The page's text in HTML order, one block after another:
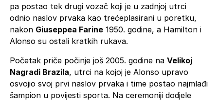
pa postao tek drugi vozač koji je u zadnjoj utrci
odnio naslov prvaka kao trećeplasirani u poretku,
nakon Giuseppea Farine 1950. godine, a Hamilton i
Alonso su ostali kratkih rukava.
Početak priče počinje još 2005. godine na Velikoj
Nagradi Brazila, utrci na kojoj je Alonso upravo
osvojio svoj prvi naslov prvaka i time postao najmlađi
šampion u povijesti sporta. Na ceremoniji dodjele